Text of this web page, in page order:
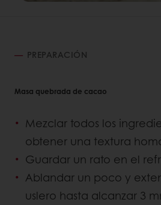
PREPARACIÓN
Masa quebrada de cacao
Mezclar todos los
obtener una textura
Guardar un rato en el
Ablandar un poco y
uslero hasta alcanzar 3